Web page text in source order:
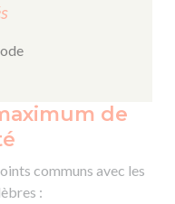
de
communs avec les
: